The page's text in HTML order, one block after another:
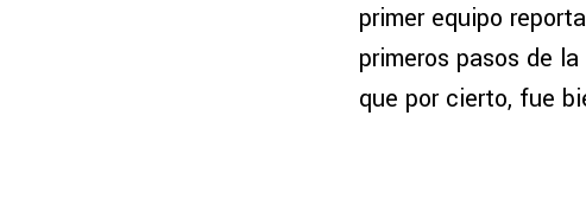
primer equipo
primeros pasos de
que por cierto, fue